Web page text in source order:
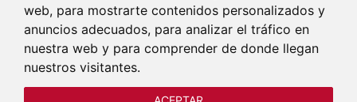
web, para mostrarte contenidos personalizados y
anuncios adecuados, para analizar el tráfico en
nuestra web y para comprender de donde llegan
nuestros visitantes.